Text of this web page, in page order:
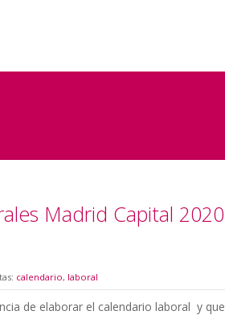
Madrid Capital 2020
calendario, laboral
de elaborar el calendario laboral y que